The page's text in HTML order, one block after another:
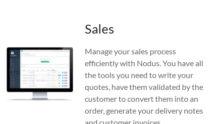
Sales
Manage your sales process
efficiently with Nodus. You have all
the tools you need to write your
quotes, have them validated by the
customer to convert them into an
order, generate your delivery notes